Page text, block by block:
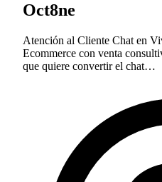
Oct8ne
Atención al Cliente Chat en
Ecommerce con venta
que quiere convertir el chat…